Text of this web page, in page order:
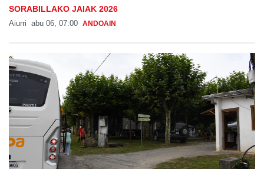
SORABILLAKO JAIAK 2026
Aiurri abu 06, 07:00 ANDOAIN